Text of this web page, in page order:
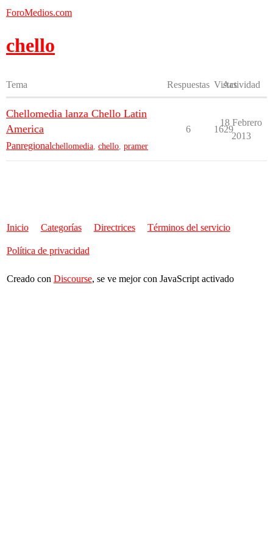
ForoMedios.com
chello
Tema Respuestas Vistas
Actividad
Chellomedia lanza Chello Latin
America
Panregionalchellomedia chello pramer
6 1629
18 Febrero
2013
Inicio Categorías Directrices Términos del servicio
Política de privacidad
Creado con Discourse, se ve mejor con JavaScript activado